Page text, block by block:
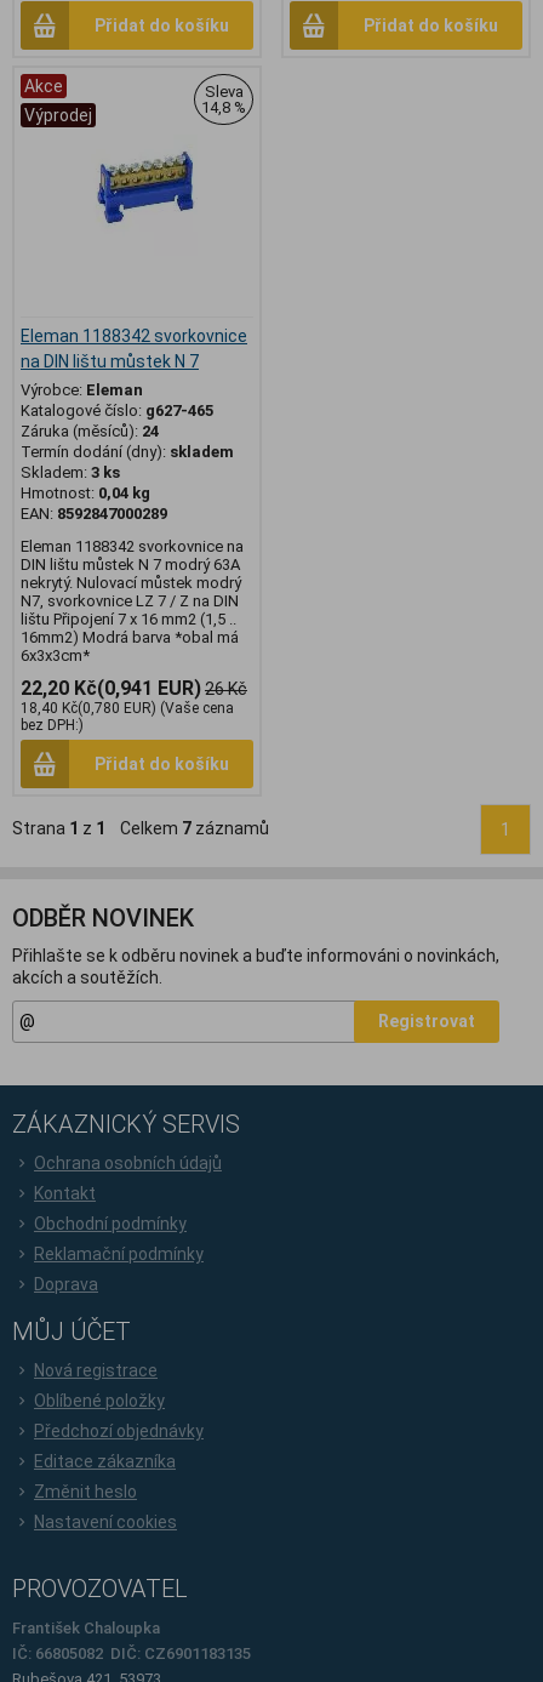
Přidat do košíku Přidat do košíku
Akce
Výprodej
Sleva
14,8 %
Eleman 1188342 svorkovnice
na DIN lištu můstek N 7
Výrobce: Eleman
Katalogové číslo: g627-465
Záruka (měsíců): 24
Termín dodání (dny): skladem
Skladem: 3 ks
Hmotnost: 0,04 kg
EAN: 8592847000289
Eleman 1188342 svorkovnice na
DIN lištu můstek N 7 modrý 63A
nekrytý. Nulovací můstek modrý
N7, svorkovnice LZ 7 / Z na DIN
lištu Připojení 7 x 16 mm2 (1,5 ..
16mm2) Modrá barva *obal má
6x3x3cm*
22,20 Kč(0,941 EUR)26 Kč
18,40 Kč(0,780 EUR) (Vaše cena
bez DPH:)
Přidat do košíku
Strana 1 z 1 Celkem 7 záznamů 1
ODBĚR NOVINEK
Přihlašte se k odběru novinek a buďte informováni o novinkách,
akcích a soutěžích.
Registrovat
ZÁKAZNICKÝ SERVIS
Ochrana osobních údajů
Kontakt
Obchodní podmínky
Reklamační podmínky
Doprava
MŮJ ÚČET
Nová registrace
Oblíbené položky
Předchozí objednávky
Editace zákazníka
Změnit heslo
Nastavení cookies
PROVOZOVATEL
František Chaloupka
IČ: 66805082 DIČ: CZ6901183135